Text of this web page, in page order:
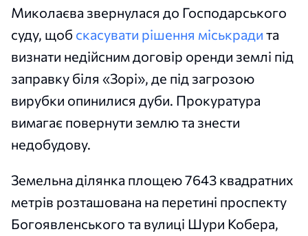
Миколаєва звернулася до Господарського
суду, щоб скасувати рішення міськради та
визнати недійсним договір оренди землі під
заправку біля «Зорі», де під загрозою
вирубки опинилися дуби. Прокуратура
вимагає повернути землю та знести
недобудову.
Земельна ділянка площею 7643 квадратних
метрів розташована на перетині проспекту
Богоявленського та вулиці Шури Кобера,